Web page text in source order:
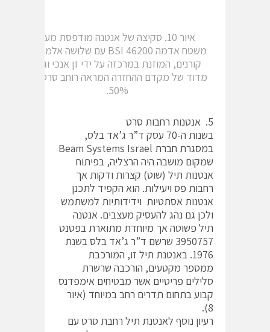
איור 10. סקיצה של אנטנה מודפסת מעל
משטח אדמה BSI 46200 עם שלושה אלמנטים
קורנים, המוזנת במרכזה על ידי זן אנכי וגרף
מדוד של מקדם ההחזרה המראה רוחב סרט של
50%.
5. אנטנות רחבות סרט
בשנות ה-70 עסק ד”ר ג’אד בלס,
במסגרת חברת Beam Systems Israel
שמקום מושבה היה הרצליה, בפיתוח
אנטנות תיל (שוט) קצרות ודקות אך
רחבות פס ויעילות. הוא הקפיד לתכנן
אנטנות אסתטיות וידידותיות למשתמש
ולכן גם נהג להעסיק מעצבים. אנטנה
תיל פשוטה אך מיוחדת מתוארת בפטנט
3950757 שרשם ד”ר ג’אד בלס בשנת
1976. באנטנת תיל זו, המורכבת
ממספר מקטעים, הורכבה שרשרת
סלילים פריטיים אשר מבטיחים אימפדנס
קבוע בתחום תדרים רחב במיוחד (איור
8).
רעיון נוסף לאנטנת תיל רחבת סרט עם